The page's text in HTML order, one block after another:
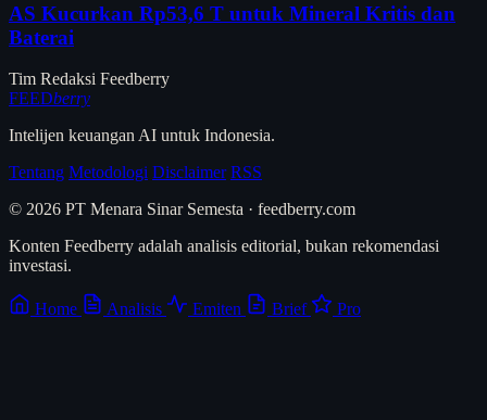
AS Kucurkan Rp53,6 T untuk Mineral Kritis dan
Baterai
Tim Redaksi Feedberry
FEEDberry
Intelijen keuangan AI untuk Indonesia.
Tentang Metodologi Disclaimer RSS
© 2026 PT Menara Sinar Semesta · feedberry.com
Konten Feedberry adalah analisis editorial, bukan rekomendasi
investasi.
Home Analisis Emiten Brief Pro